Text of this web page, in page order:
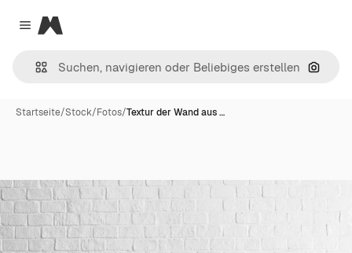
Close menu
Magnific
Nach
Startseite/Stock/Fotos/Textur der Wand aus …